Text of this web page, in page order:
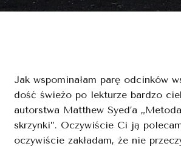
Jak wspominałam parę odcinków
dość świeżo po lekturze bardzo
autorstwa Matthew Syed’a
skrzynki”. Oczywiście Ci ją
oczywiście zakładam, że nie